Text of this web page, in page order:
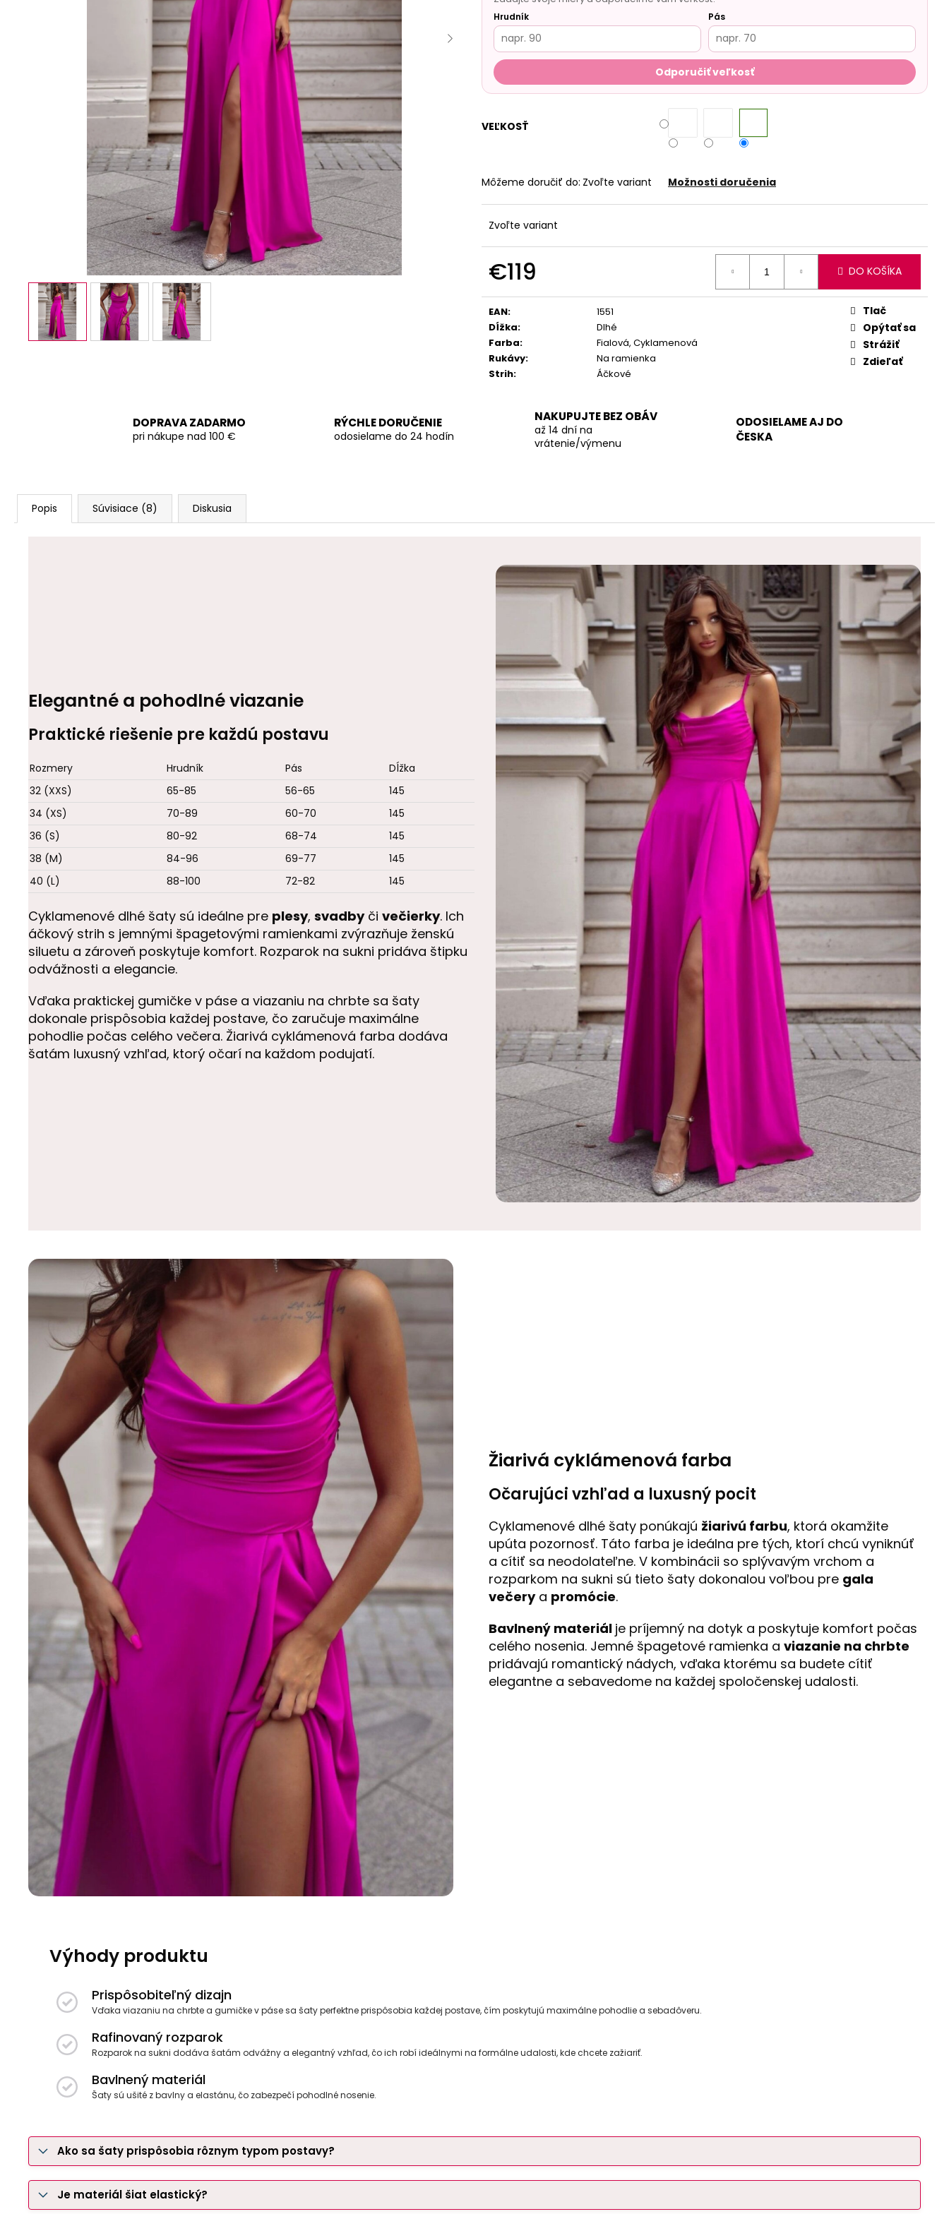
Hrudník Pás
Odporučiť veľkosť
VEĽKOSŤ
Môžeme doručiť do: Zvoľte variant Možnosti doručenia
Zvoľte variant
€119
cena:
DO KOŠÍKA
EAN:
1551
Dĺžka:
Dlhé
Farba:
Fialová, Cyklamenová
Rukávy:
Na ramienka
Strih: Áčkové
Tlač
Opýtať sa
Strážiť
Zdieľať
DOPRAVA ZADARMO
pri nákupe nad 100 €
RÝCHLE DORUČENIE
odosielame do 24 hodín
NAKUPUJTE BEZ OBÁV
až 14 dní na
vrátenie/výmenu
ODOSIELAME AJ DO
ČESKA
Popis Súvisiace (8) Diskusia
Elegantné a pohodlné viazanie
Praktické riešenie pre každú postavu
Rozmery Hrudník Pás
Dĺžka
32 (XXS)
65-85 56-65
145
34 (XS)
70-89 60-70
145
36 (S)
80-92 68-74
145
38 (M)
84-96 69-77
145
40 (L)
88-100 72-82 145
Cyklamenové dlhé šaty sú ideálne pre plesy, svadbyči večierky. Ich
áčkový strih s jemnými špagetovými ramienkami zvýrazňuje ženskú
siluetu a zároveň poskytuje komfort. Rozparok na sukni pridáva štipku
odvážnosti a elegancie.
Vďaka praktickej gumičke v páse a viazaniu na chrbte sa šaty
dokonale prispôsobia každej postave, čo zaručuje maximálne
pohodlie počas celého večera. Žiarivá cyklámenová farba dodáva
šatám luxusný vzhľad, ktorý očarí na každom podujatí.
Žiarivá cyklámenová farba
Očarujúci vzhľad a luxusný pocit
Cyklamenové dlhé šaty ponúkajú žiarivú farbu, ktorá okamžite
upúta pozornosť. Táto farba je ideálna pre tých, ktorí chcú vyniknúť
a cítiť sa neodolateľne. V kombinácii so splývavým vrchom a
rozparkom na sukni sú tieto šaty dokonalou voľbou pre gala
večerya promócie.
Bavlnený materiál je príjemný na dotyk a poskytuje komfort počas
celého nosenia. Jemné špagetové ramienka a viazanie na chrbte
pridávajú romantický nádych, vďaka ktorému sa budete cítiť
elegantne a sebavedome na každej spoločenskej udalosti.
Výhody produktu
Prispôsobiteľný dizajn
Vďaka viazaniu na chrbte a gumičke v páse sa šaty perfektne prispôsobia každej postave, čím poskytujú maximálne pohodlie a sebadôveru.
Rafinovaný rozparok
Rozparok na sukni dodáva šatám odvážny a elegantný vzhľad, čo ich robí ideálnymi na formálne udalosti, kde chcete zažiariť.
Bavlnený materiál
Šaty sú ušité z bavlny a elastánu, čo zabezpečí pohodlné nosenie.
Ako sa šaty prispôsobia rôznym typom postavy?
Je materiál šiat elastický?